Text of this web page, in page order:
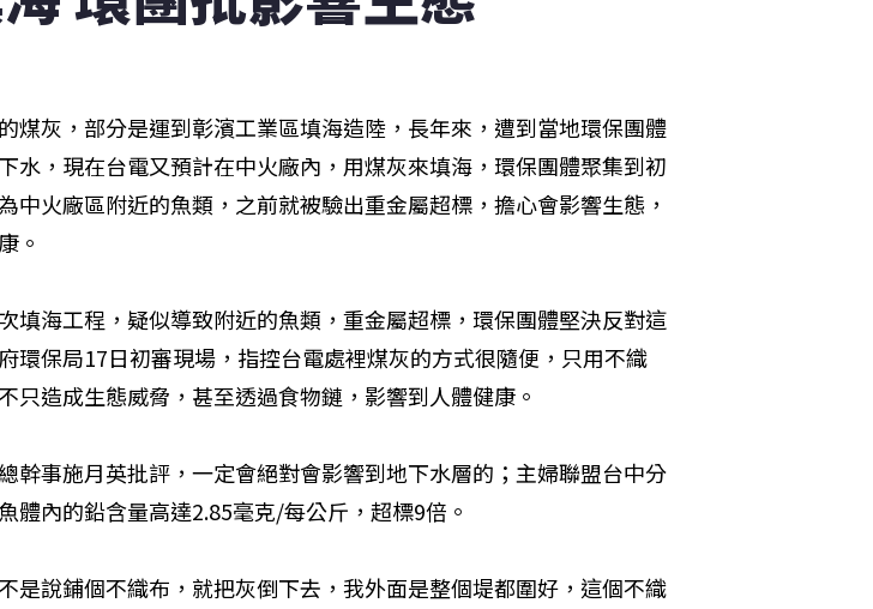
煤灰，部分是運到彰濱工業區填海造陸，長年來，遭到當地環保團體
水，現在台電又預計在中火廠內，用煤灰來填海，環保團體聚集到初
中火廠區附近的魚類，之前就被驗出重金屬超標，擔心會影響生態，
。
填海工程，疑似導致附近的魚類，重金屬超標，環保團體堅決反對這
環保局17日初審現場，指控台電處裡煤灰的方式很隨便，只用不織
只造成生態威脅，甚至透過食物鏈，影響到人體健康。
幹事施月英批評，一定會絕對會影響到地下水層的；主婦聯盟台中分
體內的鉛含量高達2.85毫克/每公斤，超標9倍。
是說鋪個不織布，就把灰倒下去，我外面是整個堤都圍好，這個不織